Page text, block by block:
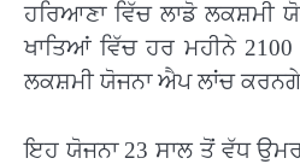
ਹਰਿਆਣਾ ਵਿੱਚ ਲਾਡੋ ਲਕਸ਼ਮੀ
ਖਾਤਿਆਂ ਵਿੱਚ ਹਰ ਮਹੀਨੇ
ਲਕਸ਼ਮੀ ਯੋਜਨਾ ਐਪ ਲਾਂਚ
ਇਹ ਯੋਜਨਾ 23 ਸਾਲ ਤੋਂ ਵੱਧ